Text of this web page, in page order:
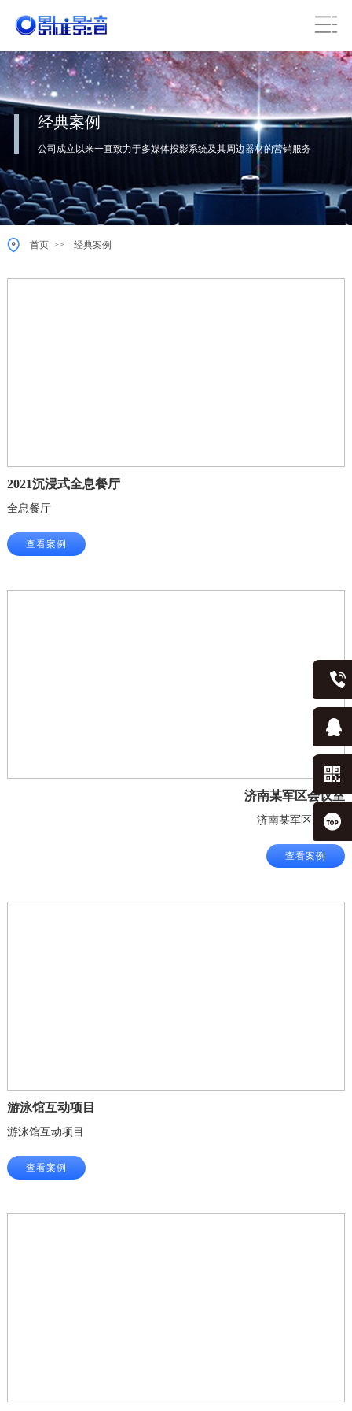
经典案例
公司成立以来一直致力于多媒体投影系统及其周边器材的营销服务
首页 >> 经典案例
2021沉浸式全息餐厅
全息餐厅
查看案例
济南某军区会议室
济南某军区会议室
查看案例
游泳馆互动项目
游泳馆互动项目
查看案例